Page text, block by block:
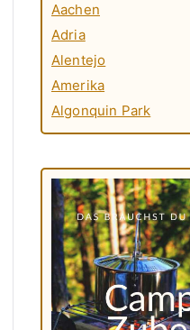
Aachen
Adria
Alentejo
Amerika
Algonquin Park